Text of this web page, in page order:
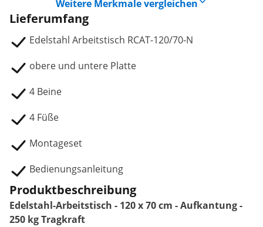
Weitere Merkmale vergleichen
Lieferumfang
Edelstahl Arbeitstisch RCAT-120/70-N
obere und untere Platte
4 Beine
4 Füße
Montageset
Bedienungsanleitung
Produktbeschreibung
Edelstahl-Arbeitstisch - 120 x 70 cm - Aufkantung -
250 kg Tragkraft